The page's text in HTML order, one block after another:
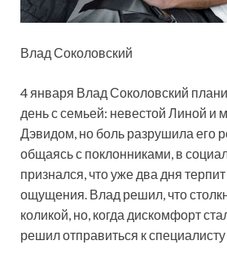
Влад Соколовский
4 января Влад Соколовский
день с семьей: невестой Линой и
Дэвидом, но боль разрушила его
общаясь с поклонниками, в
признался, что уже два дня
ощущения. Влад решил, что
коликой, но, когда дискомфорт
решил отправиться к